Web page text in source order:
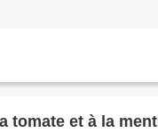
tomate et à la